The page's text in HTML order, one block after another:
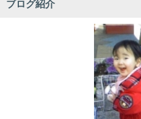
ブログ紹介